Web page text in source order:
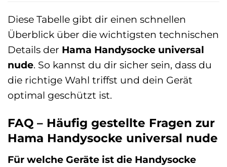
Diese Tabelle gibt dir einen schnellen
Überblick über die wichtigsten technischen
Details der Hama Handysocke universal
nude. So kannst du dir sicher sein, dass du
die richtige Wahl triffst und dein Gerät
optimal geschützt ist.
FAQ – Häufig gestellte Fragen zur
Hama Handysocke universal nude
Für welche Geräte ist die Handysocke